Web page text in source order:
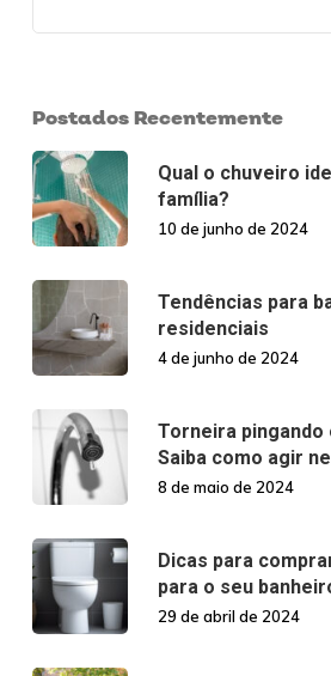
Postados Recentemente
Qual o chuveiro
família?
10 de junho de 2024
Tendências para
residenciais
4 de junho de 2024
Torneira pingando
Saiba como agir
8 de maio de 2024
Dicas para
para o seu
29 de abril de 2024